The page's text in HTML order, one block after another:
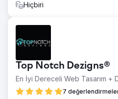
Hiçbiri
Top Notch Dezigns®
En İyi Dereceli Web Tasarım +
7